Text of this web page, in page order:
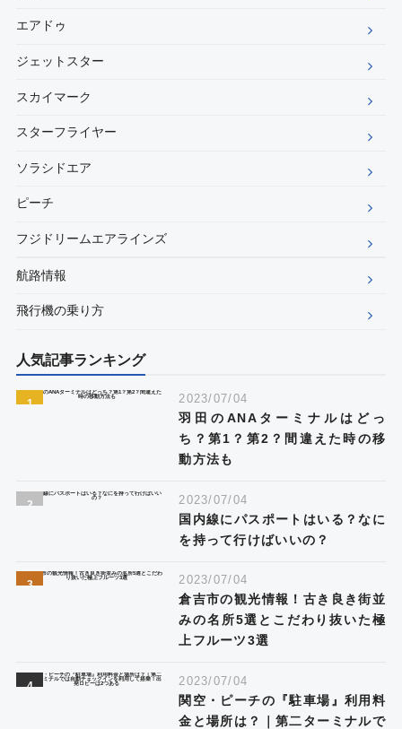
エアドゥ
ジェットスター
スカイマーク
スターフライヤー
ソラシドエア
ピーチ
フジドリームエアラインズ
航路情報
飛行機の乗り方
人気記事ランキング
2023/07/04
羽田のANAターミナルはどっ
ち？第1？第2？間違えた時の移
動方法も
2023/07/04
国内線にパスポートはいる？なに
を持って行けばいいの？
2023/07/04
倉吉市の観光情報！古き良き街並
みの名所5選とこだわり抜いた極
上フルーツ3選
2023/07/04
関空・ピーチの『駐車場』利用料
金と場所は？｜第二ターミナルで